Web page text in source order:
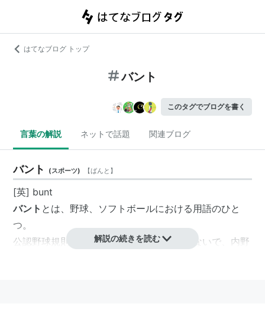
はてなブログ トップ
バント
このタグでブログを書く
言葉の解説 ネットで話題 関連ブログ
バント (スポーツ) 【ばんと 】
[英] bunt
バント とは、野球、ソフトボールにおける用語のひと
つ。
公認野球規則では、「バットをスイングしないで、内野
解説の続きを読む